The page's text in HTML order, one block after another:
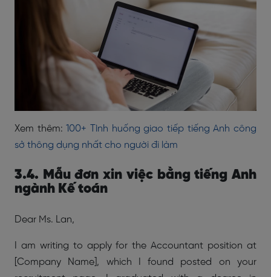
Xem thêm:100+ Tình huống giao tiếp tiếng Anh công
sở thông dụng nhất cho người đi làm
3.4. Mẫu đơn xin việc bằng tiếng Anh
ngành Kế toán
Dear Ms. Lan,
I am writing to apply for the Accountant position at
[Company Name], which I found posted on your